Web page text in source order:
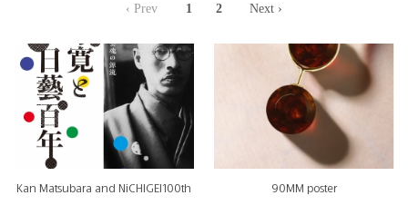
‹ Prev 1 2 Next ›
Kan Matsubara and NiCHIGEI100th 90MM poster